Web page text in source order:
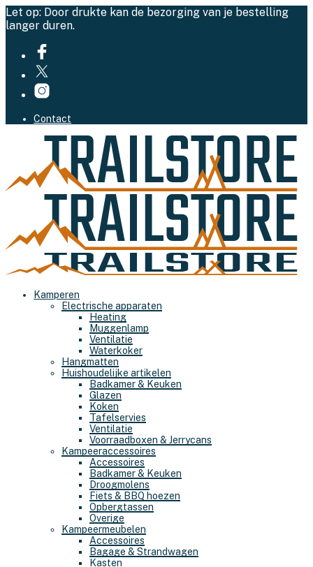
Let op: Door drukte kan de bezorging van je bestelling
langer duren.
Contact
Kamperen
Electrische apparaten
Heating
Muggenlamp
Ventilatie
Waterkoker
Hangmatten
Huishoudelijke artikelen
Badkamer & Keuken
Glazen
Koken
Tafelservies
Ventilatie
Voorraadboxen & Jerrycans
Kampeeraccessoires
Accessoires
Badkamer & Keuken
Droogmolens
Fiets & BBQ hoezen
Opbergtassen
Overige
Kampeermeubelen
Accessoires
Bagage & Strandwagen
Kasten